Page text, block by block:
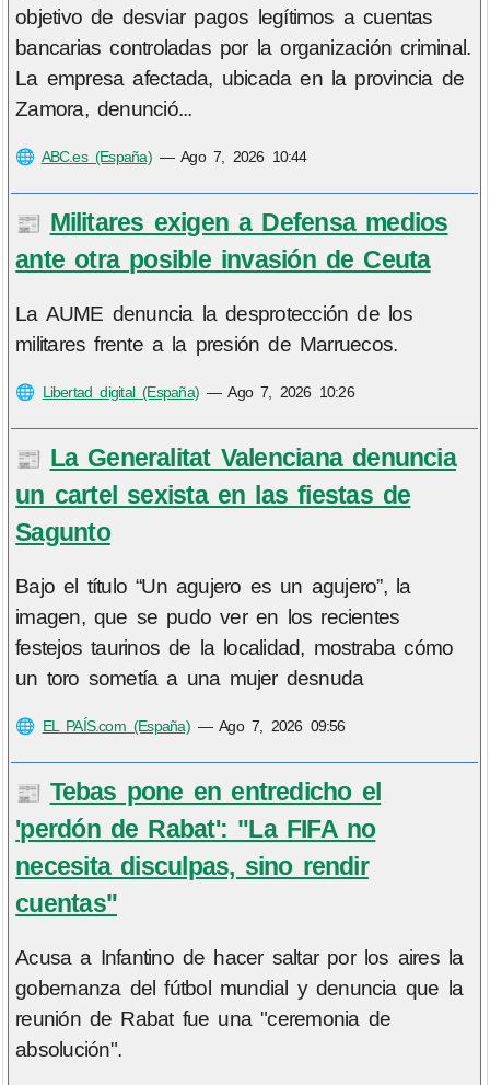
objetivo de desviar pagos legítimos a cuentas
bancarias controladas por la organización criminal.
La empresa afectada, ubicada en la provincia de
Zamora, denunció...
🌐 ABC.es (España)—Ago 7, 2026 10:44
📰 Militares exigen a Defensa medios
ante otra posible invasión de Ceuta
La AUME denuncia la desprotección de los
militares frente a la presión de Marruecos.
🌐 Libertad digital (España) —Ago 7, 2026 10:26
📰 La Generalitat Valenciana denuncia
un cartel sexista en las fiestas de
Sagunto
Bajo el título “Un agujero es un agujero”, la
imagen, que se pudo ver en los recientes
festejos taurinos de la localidad, mostraba cómo
un toro sometía a una mujer desnuda
🌐 EL PAÍS.com (España)—Ago 7, 2026 09:56
📰 Tebas pone en entredicho el
'perdón de Rabat': "La FIFA no
necesita disculpas, sino rendir
cuentas"
Acusa a Infantino de hacer saltar por los aires la
gobernanza del fútbol mundial y denuncia que la
reunión de Rabat fue una "ceremonia de
absolución".